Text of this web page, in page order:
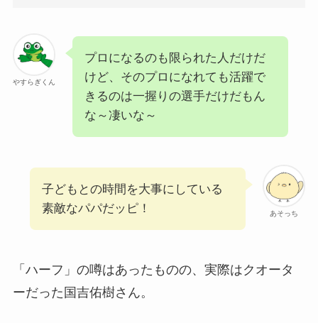
やすらぎくん
プロになるのも限られた人だけだ
けど、そのプロになれても活躍で
きるのは一握りの選手だけだもん
な～凄いな～
あそっち
子どもとの時間を大事にしている
素敵なパパだッピ！
「ハーフ」の噂はあったものの、実際はクオータ
ーだった国吉佑樹さん。